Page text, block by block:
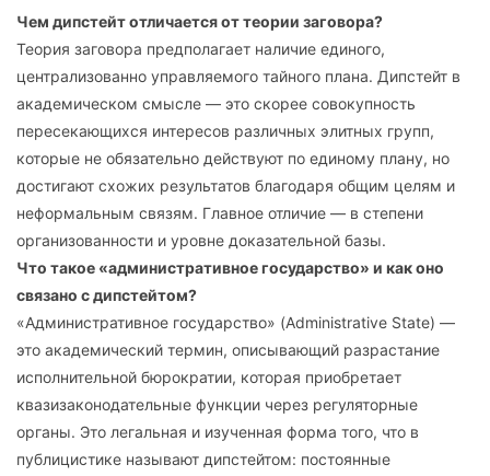
Чем дипстейт отличается от теории заговора?
Теория заговора предполагает наличие единого,
централизованно управляемого тайного плана. Дипстейт в
академическом смысле — это скорее совокупность
пересекающихся интересов различных элитных групп,
которые не обязательно действуют по единому плану, но
достигают схожих результатов благодаря общим целям и
неформальным связям. Главное отличие — в степени
организованности и уровне доказательной базы.
Что такое «административное государство» и как оно
связано с дипстейтом?
«Административное государство» (Administrative State) —
это академический термин, описывающий разрастание
исполнительной бюрократии, которая приобретает
квазизаконодательные функции через регуляторные
органы. Это легальная и изученная форма того, что в
публицистике называют дипстейтом: постоянные